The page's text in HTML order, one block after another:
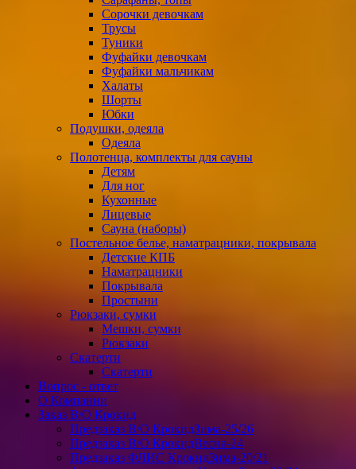
Сорочки девочкам
Трусы
Туники
Фуфайки девочкам
Фуфайки мальчикам
Халаты
Шорты
Юбки
Подушки, одеяла
Одеяла
Полотенца, комплекты для сауны
Детям
Для ног
Кухонные
Лицевые
Сауна (наборы)
Постельное белье, наматрацники, покрывала
Детские КПБ
Наматрацники
Покрывала
Простыни
Рюкзаки, сумки
Мешки, сумки
Рюкзаки
Скатерти
Скатерти
Вопрос - ответ
О Компании
Заказ В/О Крокид
Предзаказ В/О КрокидЗима-25/26
Предзаказ В/О КрокидВесна-24
Предзаказ ФЛИС КрокидЗима-20/21